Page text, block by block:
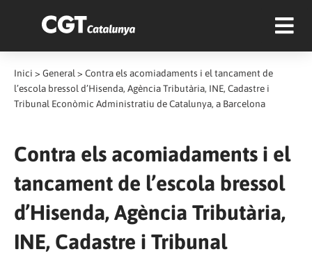
Inici > General > Contra els acomiadaments i el tancament de
l’escola bressol d’Hisenda, Agència Tributària, INE, Cadastre i
Tribunal Econòmic Administratiu de Catalunya, a Barcelona
Contra els acomiadaments i el
tancament de l’escola bressol
d’Hisenda, Agència Tributària,
INE, Cadastre i Tribunal